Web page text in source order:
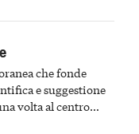
che fonde
e suggestione
volta al centro
passato astigiano